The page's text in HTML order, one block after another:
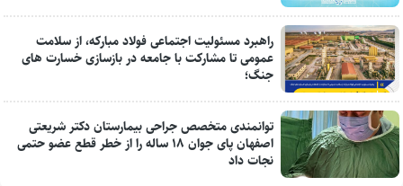
راهبرد مسئولیت اجتماعی فولاد مبارکه، از سلامت
عمومی تا مشارکت با جامعه در بازسازی خسارت های
جنگ؛
توانمندی متخصص جراحی بیمارستان دکتر شریعتی
اصفهان پای جوان ۱۸ ساله را از خطر قطع عضو حتمی
نجات داد